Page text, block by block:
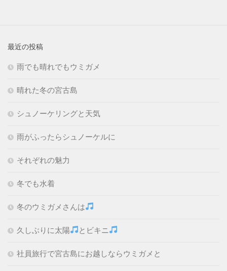
最近の投稿
雨でも晴れでもウミガメ
晴れた冬の宮古島
シュノーケリングと天気
雨がふったらシュノーケルに
それぞれの魅力
冬でも水着
冬のウミガメさんは
久しぶりに太陽 とビキニ
社員旅行で宮古島にお越しならウミガメと